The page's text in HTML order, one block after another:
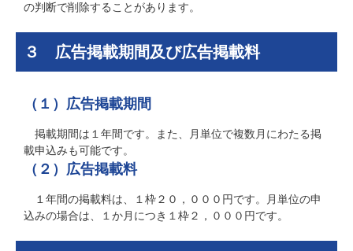
の判断で削除することがあります。
３ 広告掲載期間及び広告掲載料
（１）広告掲載期間
掲載期間は１年間です。また、月単位で複数月にわたる掲
載申込みも可能です。
（２）広告掲載料
１年間の掲載料は、１枠２０，０００円です。月単位の申
込みの場合は、１か月につき１枠２，０００円です。